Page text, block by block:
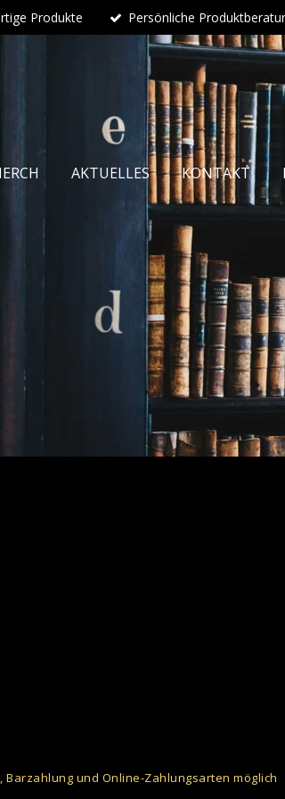
Produkte Persönliche
AKTUELLES KONTAKT
und Online-Zahlungsarten möglich